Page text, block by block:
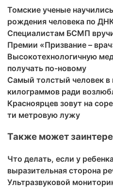
Томские ученые
рождения человека по
Специалистам БСМП
Премии «Призвание –
Высокотехнологичную
получать по-новому
Самый толстый человек
килограммов ради
Красноярцев зовут на
ти метровую лужу
Также может
Что делать, если у
выразительная сторона
Ультразвуковой